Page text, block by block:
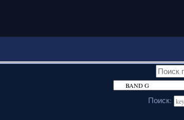
Поиск: